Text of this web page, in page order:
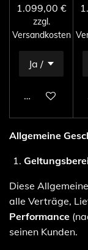
1.099,00 €
zzgl.
Versandkosten
In den
Allgemeine
Diese
alle Verträge,
Performance
seinen Kunden.